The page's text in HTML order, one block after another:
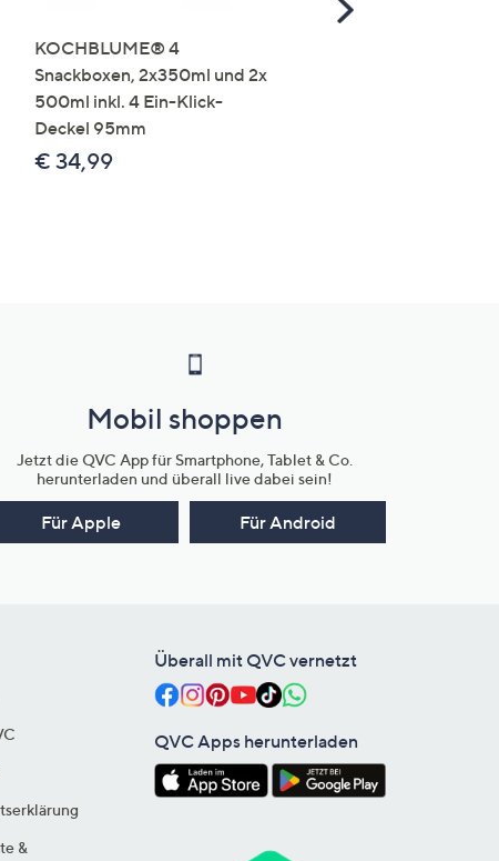
KOCHBLUME® 4
Snackboxen, 2x350ml und 2x
500ml inkl. 4 Ein-Klick-
Deckel 95mm
€ 34,99
Scroll
Mobil shoppen
Jetzt die QVC App für Smartphone, Tablet & Co.
herunterladen und überall live dabei sein!
Für Apple Für Android
&
Überall mit QVC vernetzt
QVC Apps herunterladen